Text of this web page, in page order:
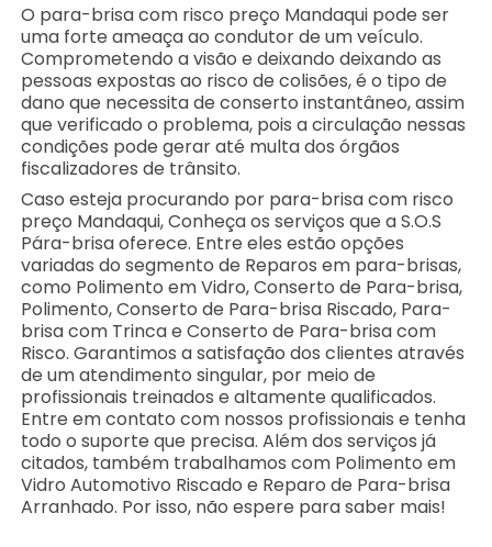
O para-brisa com risco preço Mandaqui pode ser
uma forte ameaça ao condutor de um veículo.
Comprometendo a visão e deixando deixando as
pessoas expostas ao risco de colisões, é o tipo de
dano que necessita de conserto instantâneo, assim
que verificado o problema, pois a circulação nessas
condições pode gerar até multa dos órgãos
fiscalizadores de trânsito.
Caso esteja procurando por para-brisa com risco
preço Mandaqui, Conheça os serviços que a S.O.S
Pára-brisa oferece. Entre eles estão opções
variadas do segmento de Reparos em para-brisas,
como Polimento em Vidro, Conserto de Para-brisa,
Polimento, Conserto de Para-brisa Riscado, Para-
brisa com Trinca e Conserto de Para-brisa com
Risco. Garantimos a satisfação dos clientes através
de um atendimento singular, por meio de
profissionais treinados e altamente qualificados.
Entre em contato com nossos profissionais e tenha
todo o suporte que precisa. Além dos serviços já
citados, também trabalhamos com Polimento em
Vidro Automotivo Riscado e Reparo de Para-brisa
Arranhado. Por isso, não espere para saber mais!